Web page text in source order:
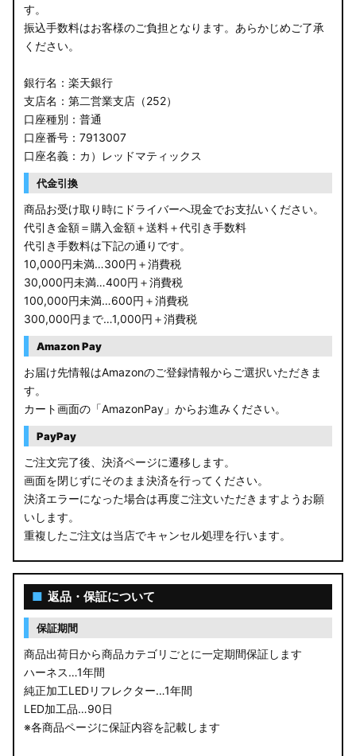
す。
振込手数料はお客様のご負担となります。あらかじめご了承
ください。
銀行名：楽天銀行
支店名：第二営業支店（252）
口座種別：普通
口座番号：7913007
口座名義：カ）レッドマティックス
代金引換
商品お受け取り時にドライバーへ現金でお支払いください。
代引き金額＝購入金額＋送料＋代引き手数料
代引き手数料は下記の通りです。
10,000円未満…300円＋消費税
30,000円未満…400円＋消費税
100,000円未満…600円＋消費税
300,000円まで…1,000円＋消費税
Amazon Pay
お届け先情報はAmazonのご登録情報からご選択いただきま
す。
カート画面の「AmazonPay」からお進みください。
PayPay
ご注文完了後、決済ページに遷移します。
画面を閉じずにそのまま決済を行ってください。
決済エラーになった場合は再度ご注文いただきますようお願
いします。
重複したご注文は当店でキャンセル処理を行います。
■ 返品・保証について
保証期間
商品出荷日から商品カテゴリごとに一定期間保証します
ハーネス…1年間
純正加工LEDリフレクター…1年間
LED加工品…90日
※各商品ページに保証内容を記載します